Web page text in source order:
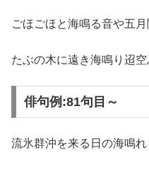
ごほごほと海鳴る音や五
たぶの木に遠き海鳴り迢
俳句例:81句目～
流氷群沖を来る日の海鳴